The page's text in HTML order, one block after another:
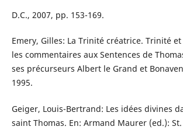
D.C., 2007, pp. 153-169.
Emery, Gilles: La Trinité créatrice. Trinité
les commentaires aux Sentences de
ses précurseurs Albert le Grand et
1995.
Geiger, Louis-Bertrand: Les idées divines
saint Thomas. En: Armand Maurer (ed.):